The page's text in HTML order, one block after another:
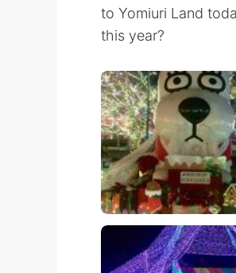
to Yomiuri Land
this year?